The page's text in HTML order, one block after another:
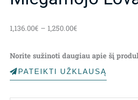
1,136.00€ – 1,250.00€
through
1,250.00€
Norite sužinoti daugiau apie šį
PATEIKTI UŽKLAUSĄ